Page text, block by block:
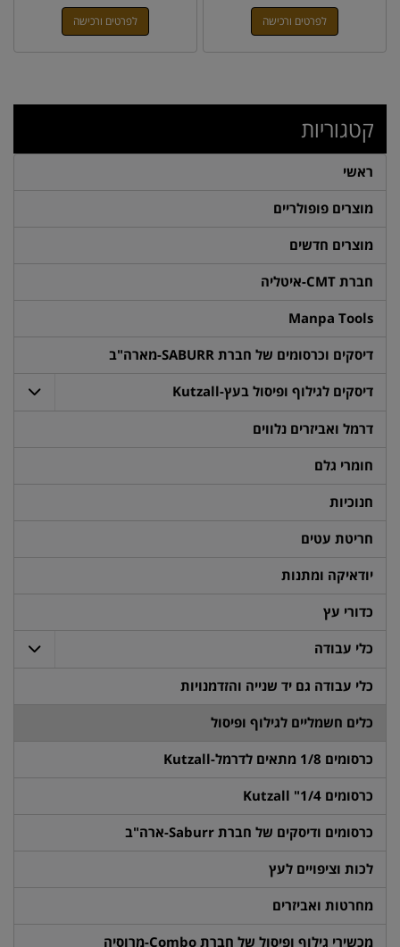
לפרטים ורכישה לפרטים ורכישה
קטגוריות
ראשי
מוצרים פופולריים
מוצרים חדשים
חברת CMT-איטליה
Manpa Tools
דיסקים וכרסומים של חברת SABURR-מארה"ב
דיסקים לגילוף ופיסול בעץ-Kutzall
דרמל ואביזרים נלווים
חומרי גלם
חנוכיות
חריטת עטים
יודאיקה ומתנות
כדורי עץ
כלי עבודה
כלי עבודה גם יד שנייה והזדמנויות
כלים חשמליים לגילוף ופיסול
כרסומים 1/8 מתאים לדרמל-Kutzall
כרסומים 1/4" Kutzall
כרסומים ודיסקים של חברת Saburr-ארה"ב
לכות וציפויים לעץ
מחרטות ואביזרים
מכשירי גילוף ופיסול של חברת Combo-מרוסיה